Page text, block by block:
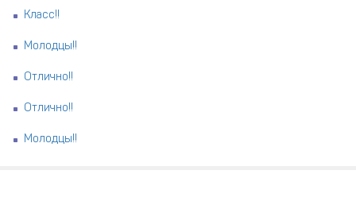
Класс!!
Молодцы!!
Отлично!!
Отлично!!
Молодцы!!